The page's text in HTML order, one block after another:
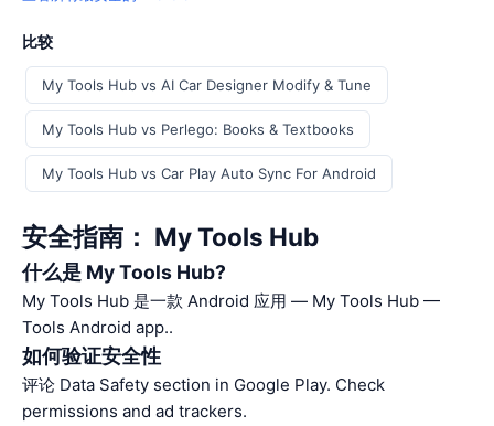
比较
My Tools Hub vs AI Car Designer Modify & Tune
My Tools Hub vs Perlego: Books & Textbooks
My Tools Hub vs Car Play Auto Sync For Android
安全指南： My Tools Hub
什么是 My Tools Hub?
My Tools Hub 是一款 Android 应用 — My Tools Hub —
Tools Android app..
如何验证安全性
评论 Data Safety section in Google Play. Check
permissions and ad trackers.